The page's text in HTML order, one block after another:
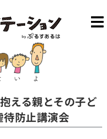
える親とその子ど
防止講演会